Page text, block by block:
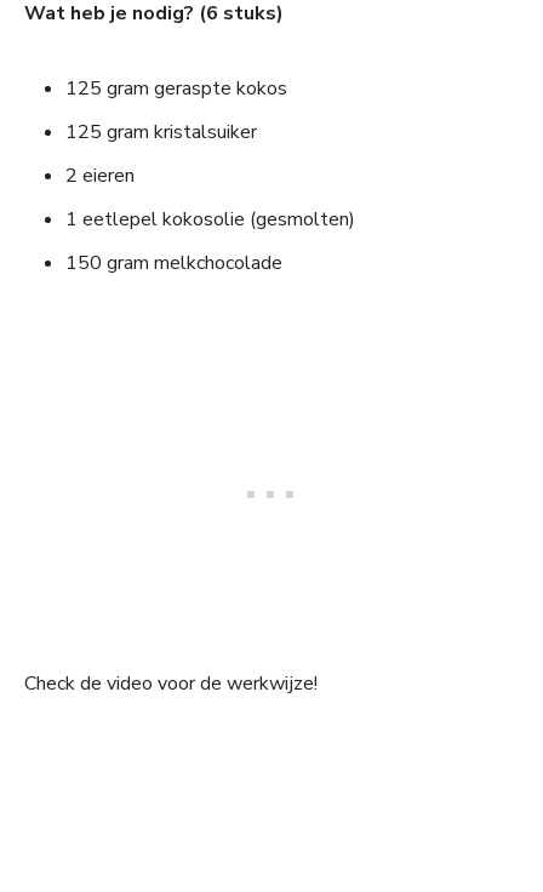
Wat heb je nodig? (6 stuks)
125 gram geraspte kokos
125 gram kristalsuiker
2 eieren
1 eetlepel kokosolie (gesmolten)
150 gram melkchocolade
Check de video voor de werkwijze!